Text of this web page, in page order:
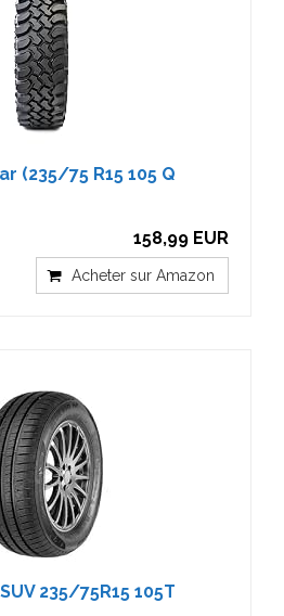
(235/75 R15 105 Q
158,99 EUR
Acheter sur Amazon
235/75R15 105T